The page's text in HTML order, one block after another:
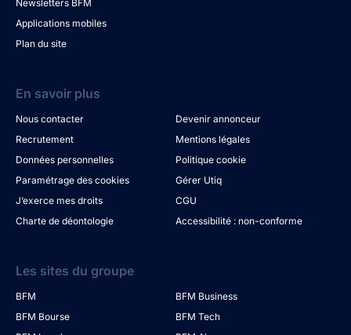
Newsletters BFM
Applications mobiles
Plan du site
En savoir plus
Nous contacter
Devenir annonceur
Recrutement
Mentions légales
Données personnelles
Politique cookie
Paramétrage des cookies
Gérer Utiq
J’exerce mes droits
CGU
Charte de déontologie
Accessibilité : non-conforme
Les sites du groupe
BFM
BFM Business
BFM Bourse
BFM Tech